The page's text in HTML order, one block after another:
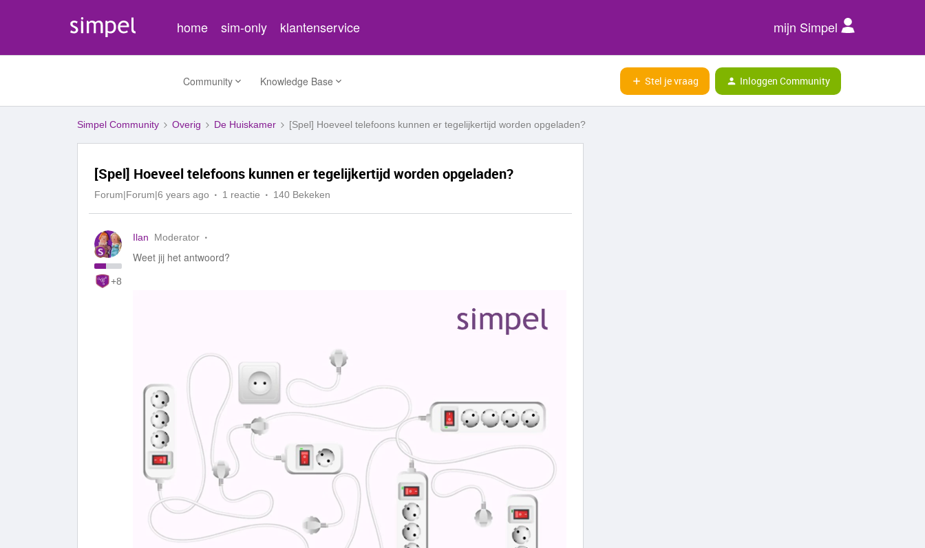
home sim-only klantenservice mijn Simpel
Community Knowledge Base Stel je vraag Inloggen Community
Simpel Community Overig De Huiskamer [Spel] Hoeveel telefoons kunnen er tegelijkertijd worden opgeladen?
[Spel] Hoeveel telefoons kunnen er tegelijkertijd worden opgeladen?
Forum|Forum|6 years ago 1 reactie 140 Bekeken
+8
Ilan Moderator
Weet jij het antwoord?